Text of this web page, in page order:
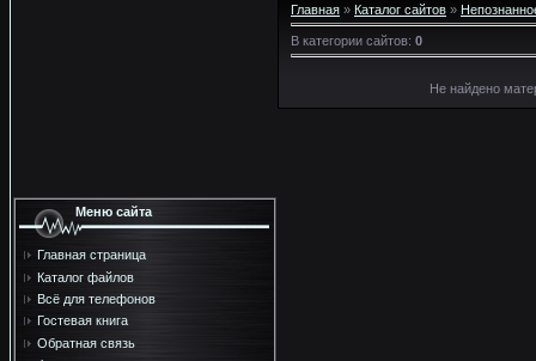
Меню сайта
Главная страница
Каталог файлов
Всё для телефонов
Гостевая книга
Обратная связь
Главная » Каталог сайтов »
В категории сайтов: 0
Не найдено